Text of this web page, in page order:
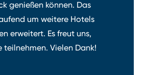
genießen können. Das
um weitere Hotels
erweitert. Es freut uns,
teilnehmen. Vielen Dank!